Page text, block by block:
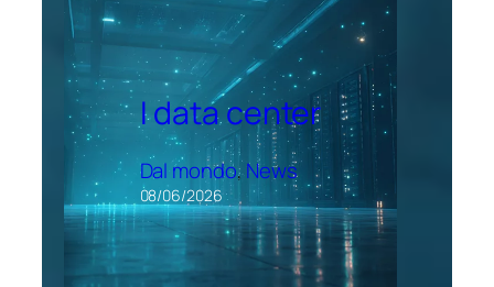
I data center
Dal mondo, News
08/06/2026